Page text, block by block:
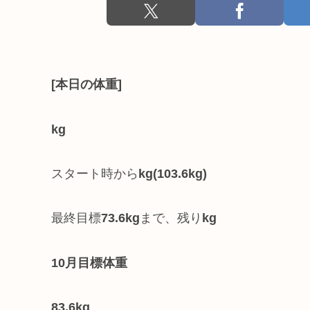
[本日の体重]
kg
スタート時から kg(103.6kg)
最終目標73.6kg まで、残り kg
10月目標体重